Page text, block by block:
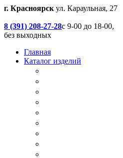
г. Красноярск ул. Караульная, 27
8 (391) 208-27-28с 9-00 до 18-00,
без выходных
Главная
Каталог изделий